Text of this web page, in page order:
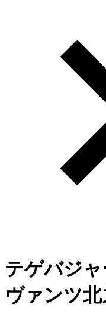
テゲバジ
ヴァンツ北